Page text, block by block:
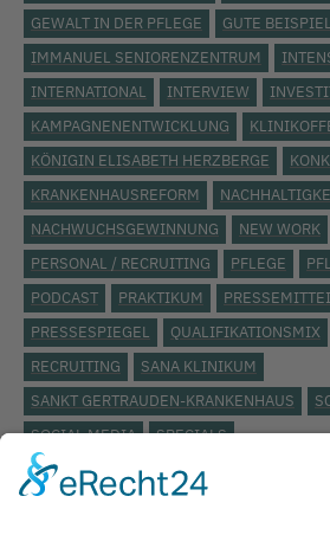
GEWALT IN DER PFLEGE
GUTE
IMMANUEL SENIORENZENTRUM
INTERNATIONAL
INTERVIEW
KAMPAGNENENTWICKLUNG
KÖNIGIN ELISABETH HERZBERGE
KRANKENHAUSREFORM
NACHWUCHSGEWINNUNG
NEW WORK
PERSONAL / RECRUITING
PFLEGE
PODCAST
PRAKTIKUM
PRESSESPIEGEL
QUALIFIKATIONSMIX
RECRUITING
SANA KLINIKUM
SANKT GERTRAUDEN-KRANKENHAUS
SOCIAL MEDIA
SPECIALS
STÄDTISCHES KLINIKUM LÜNEBURG